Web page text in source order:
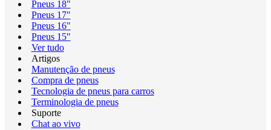
Pneus 18"
Pneus 17"
Pneus 16"
Pneus 15"
Ver tudo
Artigos
Manutenção de pneus
Compra de pneus
Tecnologia de pneus para carros
Terminologia de pneus
Suporte
Chat ao vivo